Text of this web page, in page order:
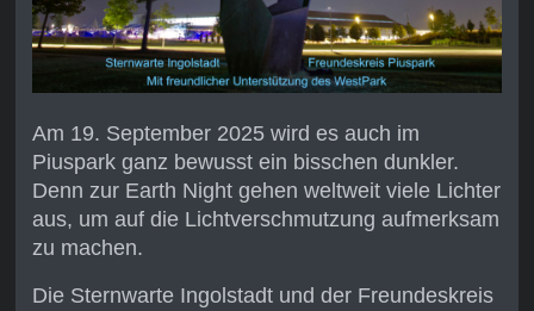
Am 19. September 2025 wird es auch im
Piuspark ganz bewusst ein bisschen dunkler.
Denn zur Earth Night gehen weltweit viele Lichter
aus, um auf die Lichtverschmutzung aufmerksam
zu machen.
Die Sternwarte Ingolstadt und der Freundeskreis